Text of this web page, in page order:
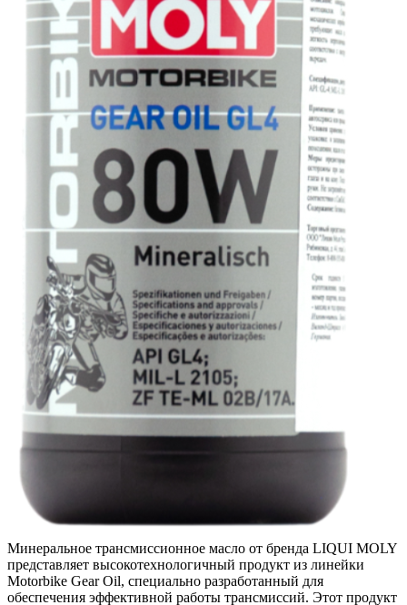
Минеральное трансмиссионное масло от бренда LIQUI MOLY
представляет высокотехнологичный продукт из линейки
Motorbike Gear Oil, специально разработанный для
обеспечения эффективной работы трансмиссий. Этот продукт